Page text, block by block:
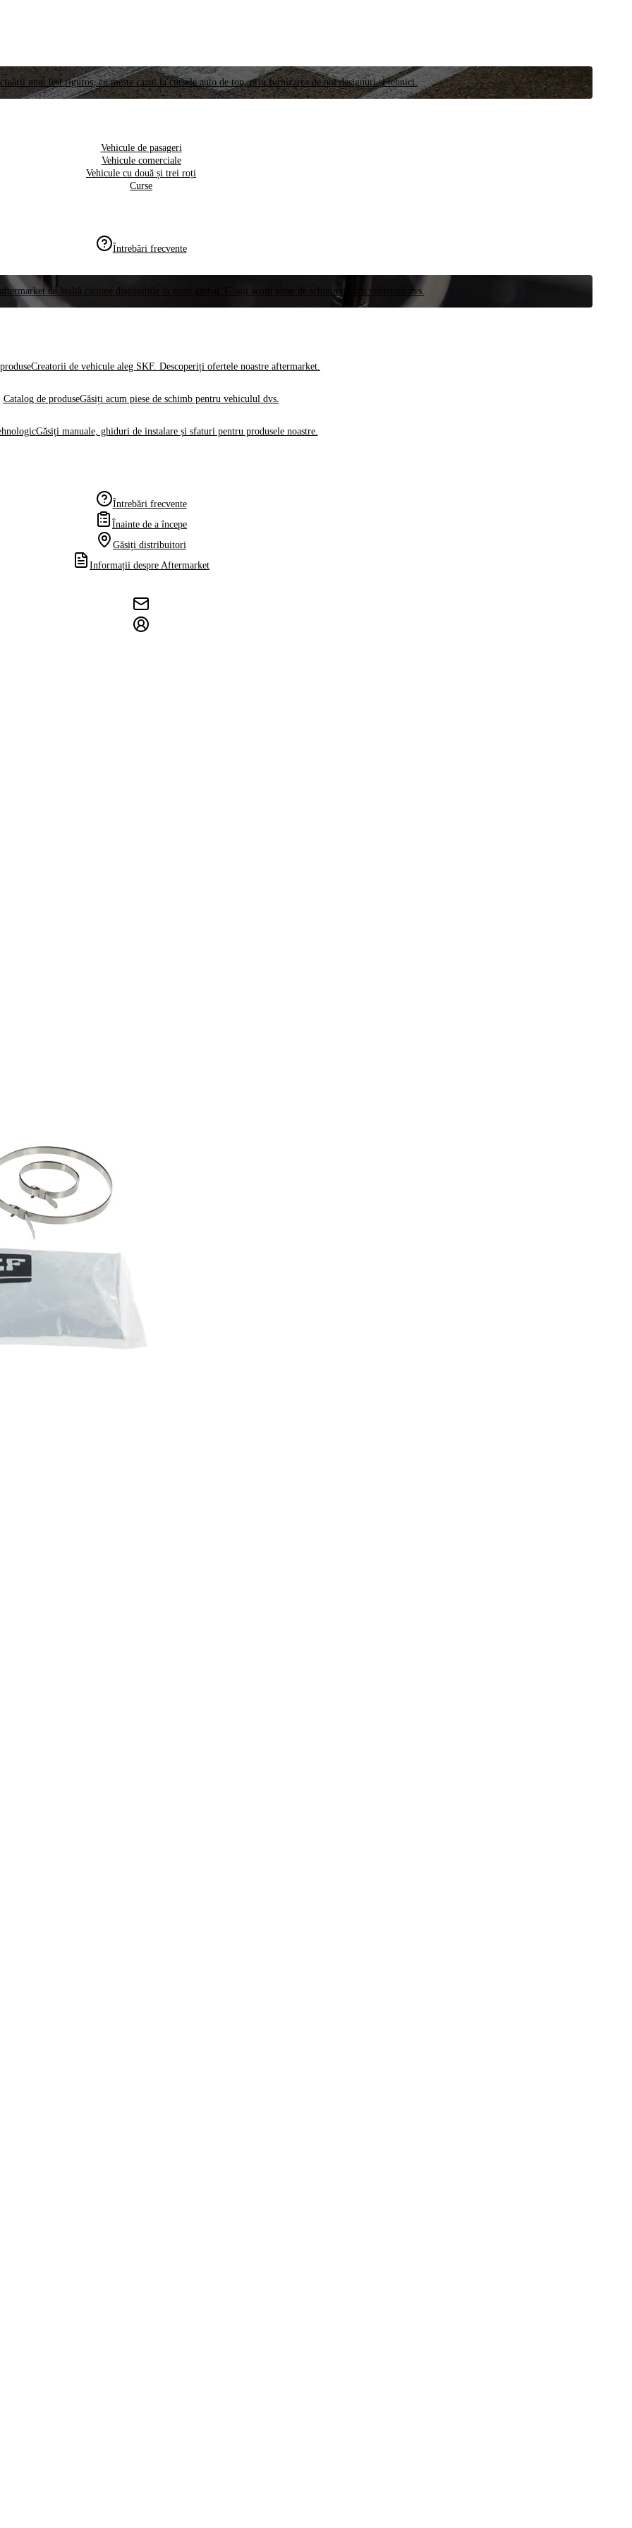
unui test riguros, cu meste cazul la cursele auto de top, prin furnizarea de noi designuri și tehnici.
Vehicule de pasageri
Vehicule comerciale
Vehicule cu două și trei roți
Curse
Întrebări frecvente
de înaltă calitate disponibile la nivel global. Găsiți acum piese de schimb pentru vehiculul dvs.
Creatorii de vehicule aleg SKF. Descoperiți ofertele noastre aftermarket.
Catalog de produseGăsiți acum piese de schimb pentru vehiculul dvs.
Găsiți manuale, ghiduri de instalare și sfaturi pentru produsele noastre.
Întrebări frecvente
Înainte de a începe
Găsiți distribuitori
Informații despre Aftermarket